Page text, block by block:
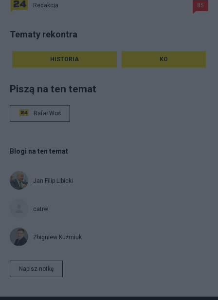
Redakcja 85
Tematy rekontra
HISTORIA KO
Piszą na ten temat
Rafał Woś
Blogi na ten temat
Jan Filip Libicki
catrw
Zbigniew Kuźmiuk
Napisz notkę